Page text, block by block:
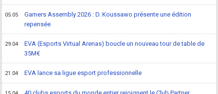
05.05
Gamers Assembly 2026 : D. Koussawo présente une édition
repensée
29.04
EVA (Esports Virtual Arenas) boucle un nouveau tour de table de
35M€
21.04 EVA lance sa ligue esport professionnelle